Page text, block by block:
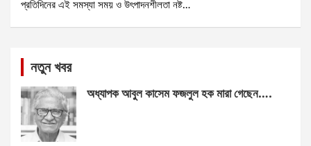
প্রতিদিনের এই সমস্যা সময় ও উৎপাদনশীলতা নষ্ট…
নতুন খবর
অধ্যাপক আবুল কাসেম ফজলুল হক মারা গেছেন….